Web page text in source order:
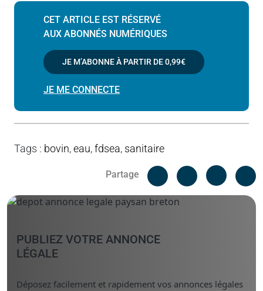
CET ARTICLE EST RÉSERVÉ
AUX ABONNÉS NUMÉRIQUES
JE M’ABONNE À PARTIR DE0,99€
JE ME CONNECTE
Tags : bovin,eau,fdsea, sanitaire
Partage
Facebook
Linked
PUBLIEZ VOTRE ANNONCE
LÉGALE
Déposez facilement et rapidement vos annonces légales